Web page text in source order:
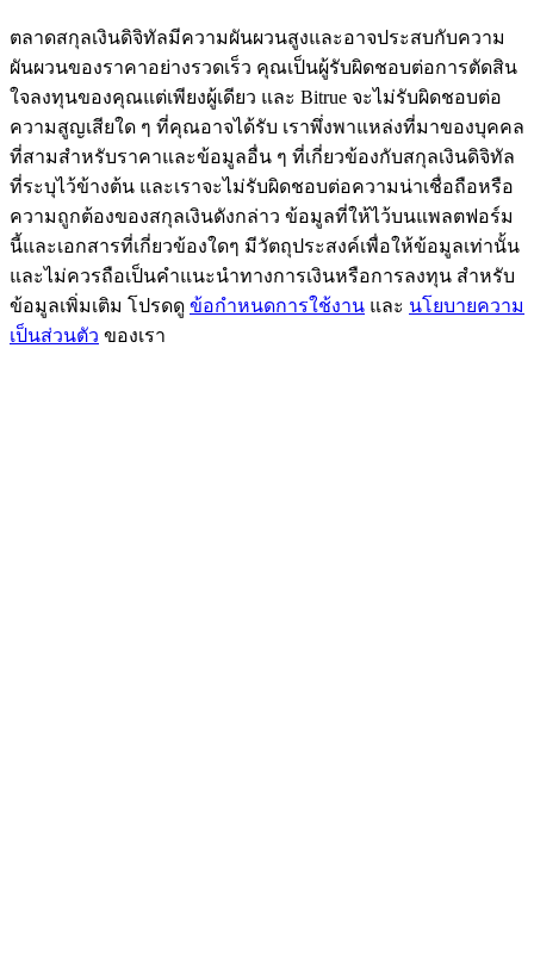
กิจกรรมเพิ่มเติม
รับรางวัลและสิทธิพิเศษสุดพิเศษ
ศูนย์รางวัล
ตลาดสกุลเงินดิจิทัลมีความผันผวนสูงและอาจประสบกับความ
ผันผวนของราคาอย่างรวดเร็ว คุณเป็นผู้รับผิดชอบต่อการตัดสิน
ใจลงทุนของคุณแต่เพียงผู้เดียว และ Bitrue จะไม่รับผิดชอบต่อ
ความสูญเสียใด ๆ ที่คุณอาจได้รับ เราพึ่งพาแหล่งที่มาของบุคคล
ที่สามสำหรับราคาและข้อมูลอื่น ๆ ที่เกี่ยวข้องกับสกุลเงินดิจิทัล
ที่ระบุไว้ข้างต้น และเราจะไม่รับผิดชอบต่อความน่าเชื่อถือหรือ
ความถูกต้องของสกุลเงินดังกล่าว ข้อมูลที่ให้ไว้บนแพลตฟอร์ม
นี้และเอกสารที่เกี่ยวข้องใดๆ มีวัตถุประสงค์เพื่อให้ข้อมูลเท่านั้น
และไม่ควรถือเป็นคำแนะนำทางการเงินหรือการลงทุน สำหรับ
ข้อมูลเพิ่มเติม โปรดดู ข้อกำหนดการใช้งาน และ นโยบายความ
เป็นส่วนตัว ของเรา